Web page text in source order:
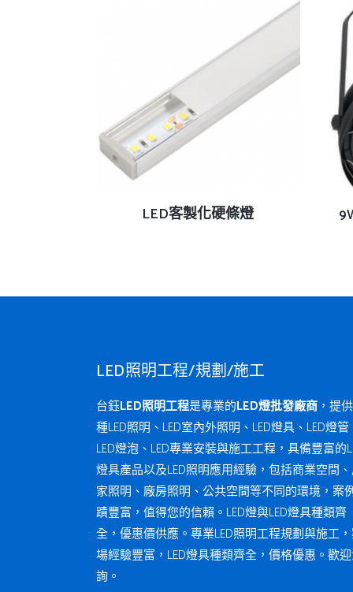
查看內容
LED客製化硬條燈
LED照明工程/規劃/施工
台鈺LED照明工程是專業的LED燈批發廠商 ，提
種LED照明、LED室內外照明、LED燈具、LED燈
LED燈泡、LED專業安裝與施工工程，具備豐富的
燈具產品以及LED照明應用經驗，包括商業空間
家照明、廠房照明、公共空間等不同的環境，案
蹟豐富，值得您的信賴。LED燈與LED燈具種類齊
全，優惠價供應。專業LED照明工程規劃與施工
場經驗豐富，LED燈具種類齊全，價格優惠。歡
詢。